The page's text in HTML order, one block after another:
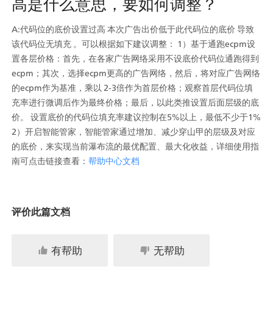
高是什么意思，要如何调整？
A:代码位的底价设置过高 本次广告出价低于此代码位的底价 导致
该代码位无填充 。可以根据如下建议调整： 1）基于通跑ecpm设
置各层价格：首先，在各家广告网络采用不设底价代码位通跑得到
ecpm；其次，选择ecpm更高的广告网络，然后，将对应广告网络
的ecpm作为基准，乘以 2-3倍作为首层价格；观察首层代码位填
充率进行微调后作为最终价格；最后，以此类推设置后面层级的底
价。 设置底价的代码位填充率建议控制在5%以上，最低不少于1%
2）开启智能管家，智能管家通过增加、减少穿山甲的层级及对应
的底价，来实现当前瀑布流的最优配置、最大化收益，详细使用指
南可点击链接查看：帮助中心文档
评价此篇文档
有帮助 无帮助